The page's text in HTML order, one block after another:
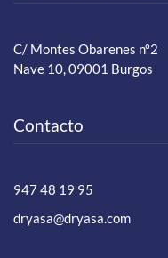
C/ Montes Obarenes nº2
Nave 10, 09001 Burgos
Contacto
947 48 19 95
dryasa@dryasa.com